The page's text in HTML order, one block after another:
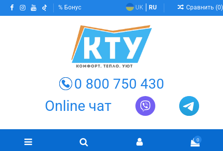
Бонус UK RU Сравнить (0)
0 800 750 430
Online чат
0